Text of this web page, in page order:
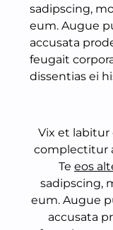
sadipscing,
eum. Augue
accusata
feugait
dissentias ei
Vix et
complectitur
Te eos
sadipscing,
eum. Augue
accusata